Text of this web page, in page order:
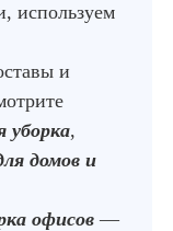
используем
и
уборка,
домов и
офисов —